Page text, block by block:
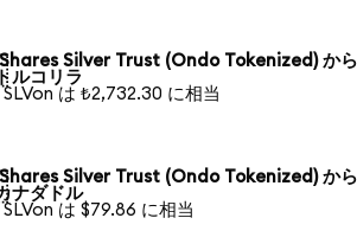
Silver Trust (Ondo Tokenized) から
ルコリラ
SLVon は ₺2,732.30 に相当
Silver Trust (Ondo Tokenized) から
ナダドル
SLVon は $79.86 に相当